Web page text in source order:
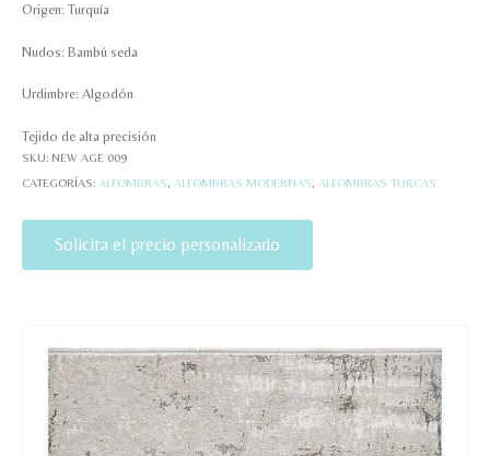
Origen: Turquía
Nudos: Bambú seda
Urdimbre: Algodón
Tejido de alta precisión
SKU: NEW AGE 009
CATEGORÍAS: ALFOMBRAS ALFOMBRAS MODERNAS ALFOMBRAS TURCAS
Solicita el precio personalizado